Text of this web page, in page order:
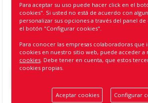
CONEXIÓN MECHERO Y USB,
CARREFOUR
Referencia
2140
EAN13:8424099021401
Para aceptar su uso puede hacer click en el
cookies". Si usted no está de acuerdo con
personalizar sus opciones a través del panel
el botón "Configurar cookies".
Para conocer las empresas colaboradoras que
cookies en nuestro sitio web, puede acceder a
cookies. Debe tener en cuenta, que estos
cookies propias.
Aceptar cookies Configurar